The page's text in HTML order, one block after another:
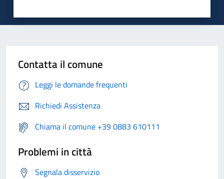
Contatta il comune
Leggi le domande frequenti
Richiedi Assistenza
Chiama il comune +39 0883 610111
Problemi in città
Segnala disservizio